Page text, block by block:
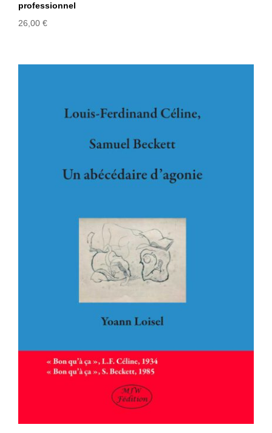
professionnel
26,00 €
Louis Ferdinand Céline, Samuel
Beckett. Un abécédaire d’agonie.